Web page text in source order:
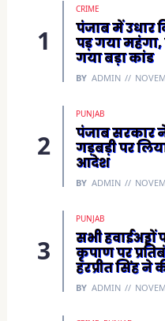
e
w
CRIME
पंजाब में उधार
पड़ गया
गया बड़ा कांड
BY ADMIN
PUNJAB
पंजाब सरकार
गड़बड़ी पर
आदेश
BY ADMIN
PUNJAB
सभी हवाईअड्डों
कृपाण पर
हरप्रीत सिंह
BY ADMIN